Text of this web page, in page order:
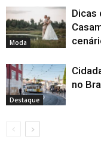
Moda
Dicas
Destaque
no